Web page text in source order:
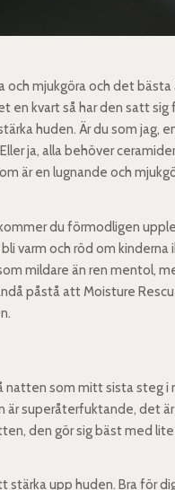
och mjukgöra och det bästa
en kvart så har den satt sig
huden. Är du som jag,
ja, alla behöver
är en lugnande och
du förmodligen
varm och röd om kinderna
mildare än ren mentol,
påstå att Moisture
natten som mitt sista steg i
är superåterfuktande, det
den gör sig bäst med lite
stärka upp huden. Bra för